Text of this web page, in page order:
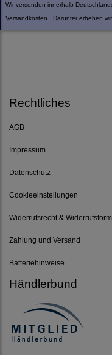
Wir versenden innerhalb
Versandkosten. Darunter erheben
Rechtliches
AGB
Impressum
Datenschutz
Cookieeinstellungen
Widerrufsrecht &
Zahlung und Versand
Batteriehinweise
Händlerbund